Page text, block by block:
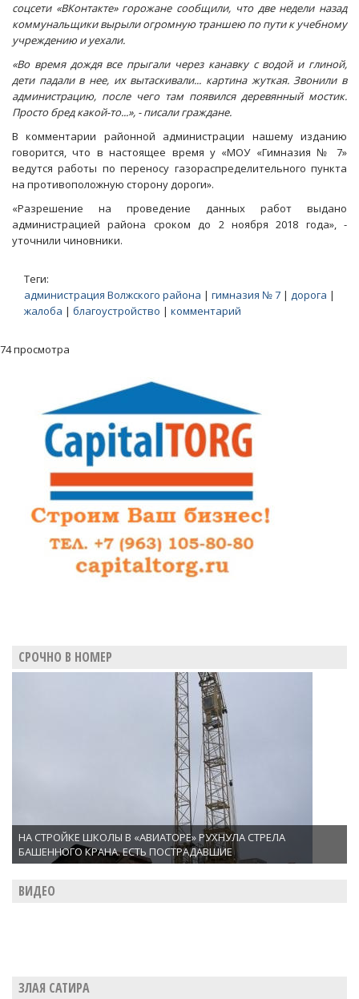
соцсети «ВКонтакте» горожане сообщили, что две недели назад
коммунальщики вырыли огромную траншею по пути к учебному
учреждению и уехали.
«Во время дождя все прыгали через канавку с водой и глиной,
дети падали в нее, их вытаскивали... картина жуткая. Звонили в
администрацию, после чего там появился деревянный мостик.
Просто бред какой-то...», - писали граждане.
В комментарии районной администрации нашему изданию
говорится, что в настоящее время у «МОУ «Гимназия № 7»
ведутся работы по переносу газораспределительного пункта
на противоположную сторону дороги».
«Разрешение на проведение данных работ выдано
администрацией района сроком до 2 ноября 2018 года», -
уточнили чиновники.
Теги:
администрация Волжского района | гимназия № 7 | дорога |
жалоба | благоустройство | комментарий
74 просмотра
СРОЧНО В НОМЕР
НА СТРОЙКЕ ШКОЛЫ В «АВИАТОРЕ» РУХНУЛА СТРЕЛА
БАШЕННОГО КРАНА. ЕСТЬ ПОСТРАДАВШИЕ
ВИДЕО
ЗЛАЯ САТИРА